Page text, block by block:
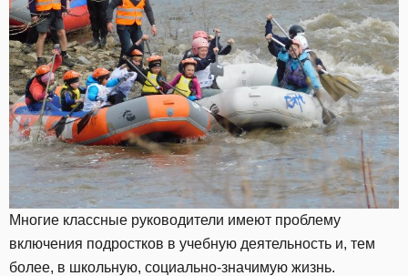
Многие классные руководители имеют проблему
включения подростков в учебную деятельность и, тем
более, в школьную, социально-значимую жизнь.